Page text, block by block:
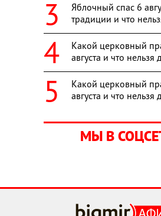
Яблочный спас 6
традиции и что
Какой церковный
августа и что нельзя
Какой церковный
августа и что нельзя
МЫ В